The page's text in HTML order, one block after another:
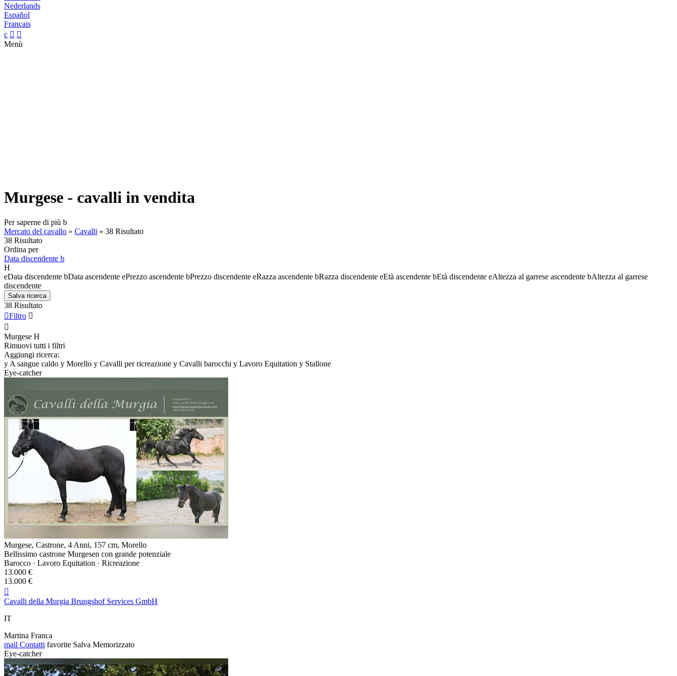
Nederlands
Español
Français
c  
Menù
Murgese - cavalli in vendita
Per saperne di più b
Mercato del cavallo » Cavalli » 38 Risultato
38 Risultato
Ordina per
Data discendente b
H
eData discendente bData ascendente ePrezzo ascendente bPrezzo discendente eRazza ascendente bRazza discendente eEtà ascendente bEtà discendente eAltezza al garrese ascendente bAltezza al garrese
discendente
Salva ricerca
38 Risultato
Filtro 

Murgese H
Rimuovi tutti i filtri
Aggiungi ricerca:
y A sangue caldo y Morello y Cavalli per ricreazione y Cavalli barocchi y Lavoro Equitation y Stallone
Eye-catcher
Murgese, Castrone, 4 Anni, 157 cm, Morello
Bellissimo castrone Murgesen con grande potenziale
Barocco · Lavoro Equitation · Ricreazione
13.000 €
13.000 €

Cavalli della Murgia Brungshof Services GmbH
IT
Martina Franca
mail Contatti favorite Salva Memorizzato
Eye-catcher